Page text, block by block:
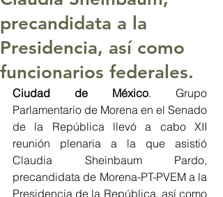
precandidata a la
Presidencia, así como
funcionarios federales.
Ciudad de México. Grupo
Parlamentario de Morena en el Senado
de la República llevó a cabo XII
reunión plenaria a la que asistió
Claudia Sheinbaum Pardo,
precandidata de Morena-PT-PVEM a la
Presidencia de la República, así como